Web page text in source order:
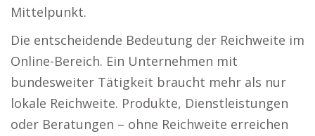
Mittelpunkt.
Die entscheidende Bedeutung der Reichweite im
Online-Bereich. Ein Unternehmen mit
bundesweiter Tätigkeit braucht mehr als nur
lokale Reichweite. Produkte, Dienstleistungen
oder Beratungen – ohne Reichweite erreichen